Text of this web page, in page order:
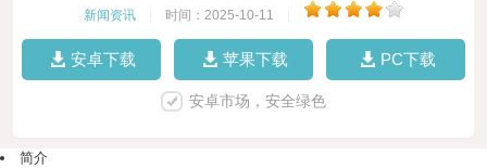
新闻资讯 时间：2025-10-11
安卓下载 苹果下载 PC下载
安卓市场，安全绿色
简介